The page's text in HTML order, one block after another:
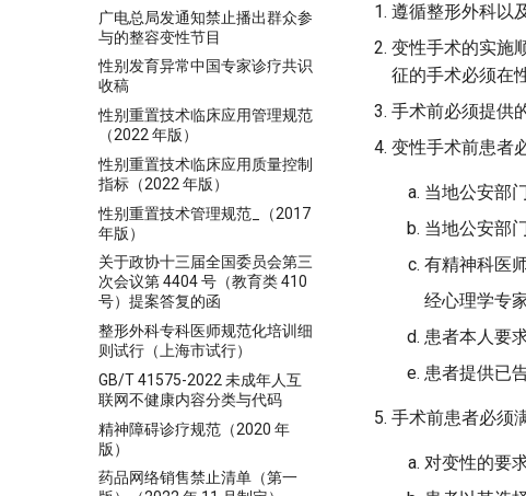
广电总局发通知禁止播出群众参
与的整容变性节目
性别发育异常中国专家诊疗共识
收稿
性别重置技术临床应用管理规范
（2022 年版）
性别重置技术临床应用质量控制
指标（2022 年版）
性别重置技术管理规范_（2017
年版）
关于政协十三届全国委员会第三
次会议第 4404 号（教育类 410
号）提案答复的函
整形外科专科医师规范化培训细
则试行（上海市试行）
GB/T 41575-2022 未成年人互
联网不健康内容分类与代码
精神障碍诊疗规范（2020 年
版）
药品网络销售禁止清单（第一
遵循整形外科以
变性手术的实施
征的手术必须在
手术前必须提供
变性手术前患者
当地公安部
当地公安部
有精神科医
经心理学专
患者本人要
患者提供已
手术前患者必须
对变性的要